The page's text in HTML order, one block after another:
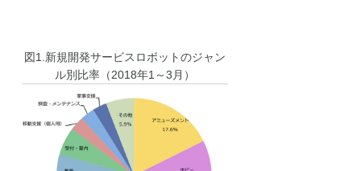
図1.新規開発サービスロボットのジャン
ル別比率（2018年1～3月）